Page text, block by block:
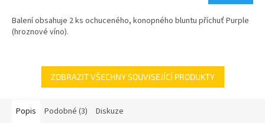
Balení obsahuje 2 ks ochuceného, konopného bluntu příchuť Purple
(hroznové víno).
ZOBRAZIT VŠECHNY SOUVISEJÍCÍ PRODUKTY
Popis Podobné (3) Diskuze